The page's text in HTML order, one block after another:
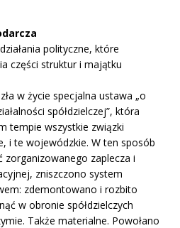
polityczne, które
części struktur i majątku
w życie specjalna ustawa „o
spółdzielczej”, która
tempie wszystkie związki
i te wojewódzkie. W ten sposób
zorganizowanego zaplecza i
zniszczono system
zdemontowano i rozbito
w obronie spółdzielczych
Także materialne. Powołano